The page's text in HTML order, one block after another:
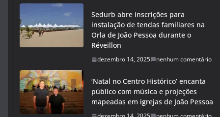
Sedurb abre inscrições para
instalação de tendas familiares na
Orla de João Pessoa durante o
Réveillon
dezembro 14, 2025 nenhum comentário
‘Natal no Centro Histórico’ encanta
público com música e projeções
mapeadas em igrejas de João Pessoa